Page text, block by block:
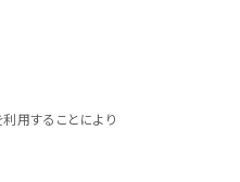
用することにより